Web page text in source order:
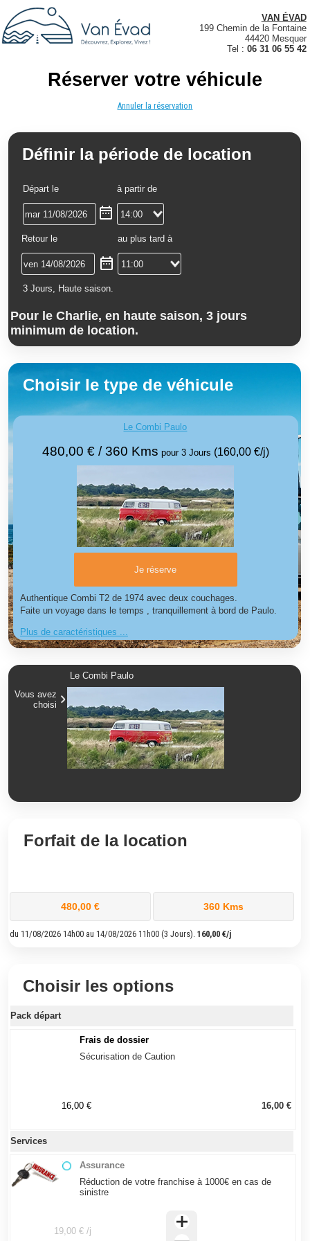
VAN ÉVAD
199 Chemin de la Fontaine
44420 Mesquer
Tel : 06 31 06 55 42
Réserver votre véhicule
Annuler la réservation
Définir la période de location
Départ le à partir de
Retour le au plus tard à
3 Jours, Haute saison.
Pour le Charlie, en haute saison, 3 jours
minimum de location.
Choisir le type de véhicule
Le Combi Paulo
480,00 €/ 360 Kms pour 3 Jours (160,00 €/j)
Je réserve
Authentique Combi T2 de 1974 avec deux couchages.
Faite un voyage dans le temps , tranquillement à bord de Paulo.
Plus de caractéristiques ...
Le Combi Paulo
Vous avez
choisi
Forfait de la location
480,00 € 360 Kms
du 11/08/2026 14h00 au 14/08/2026 11h00 (3 Jours). 160,00 €/j
Choisir les options
Pack départ
Frais de dossier
Sécurisation de Caution
16,00 €
16,00 €
Services
Assurance
Réduction de votre franchise à 1000€ en cas de
sinistre
19,00 € /j